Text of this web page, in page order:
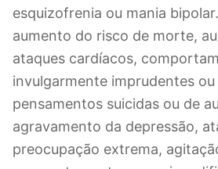
esquizofrenia ou mania
aumento do risco de morte,
ataques cardíacos,
invulgarmente imprudentes
pensamentos suicidas ou de
agravamento da depressão,
preocupação extrema,